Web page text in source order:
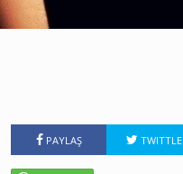
PAYLAŞ TWITTLE